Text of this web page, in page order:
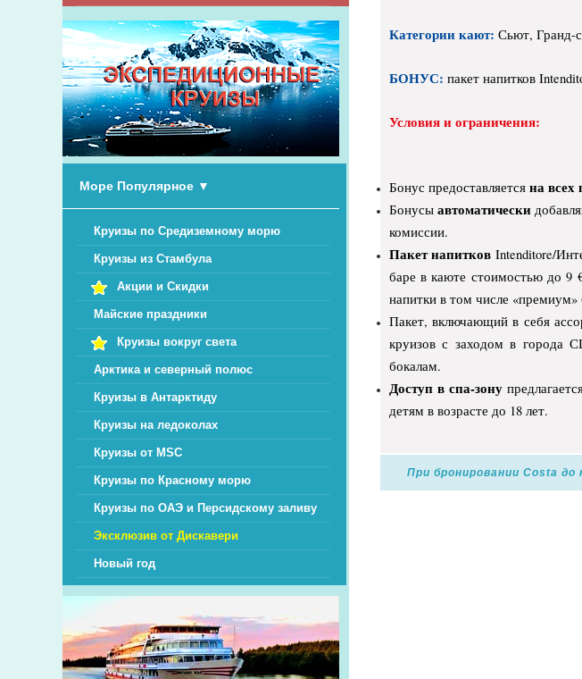
Море Популярное ▼
Круизы по Средиземному морю
Круизы из Стамбула
Акции и Скидки
Майские праздники
Круизы вокруг света
Арктика и северный полюс
Круизы в Антарктиду
Круизы на ледоколах
Круизы от MSC
Круизы по Красному морю
Круизы по ОАЭ и Персидскому заливу
Эксклюзив от Дискавери
Новый год
Категории кают: Сьют, Гранд-
БОНУС: пакет напитков
Условия и ограничения:
Бонус предоставляется на всех
Бонусы автоматически
комиссии.
Пакет напитков Intenditore/
баре в каюте стоимостью до 9
напитки в том числе
Пакет, включающий в себя
круизов с заходом в города
бокалам.
Доступ в спа-зону
детям в возрасте до 18 лет.
При бронировании Costa до